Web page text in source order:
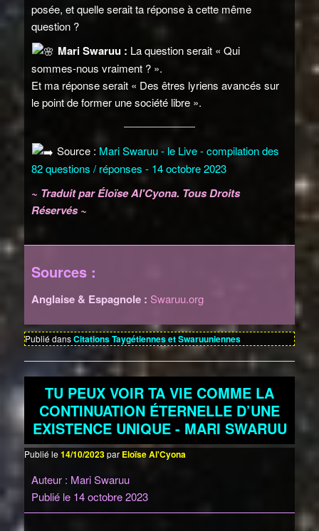
posée, et quelle serait ta réponse à cette même
question ?
Mari Swaruu : La question serait « Qui
sommes-nous vraiment ? ».
Et ma réponse serait « Des êtres lyriens avancés sur
le point de former une société libre ».
Source : Mari Swaruu - le Live - compilation des
82 questions / réponses - 14 octobre 2023
~ Traduit par Éloïse Al'Cyona. Tous Droits
Réservés ~
Sources :
Anglaise & Espagnole : Swaruu.org
Publié dansCitations Taygétiennes et Swaruuniennes
TU PEUX VOIR TA VIE COMME LA
CONTINUATION ÉTERNELLE D’UNE
EXISTENCE UNIQUE - MARI SWARUU
Publié le14/10/2023par Eloïse Al'Cyona
Auteur : Mari Swaruu
Publié le 14 octobre 2023